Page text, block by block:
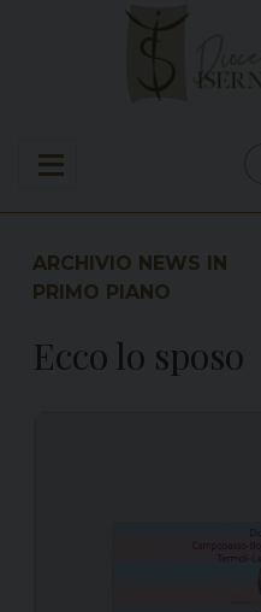
ARCHIVIO NEWS IN
PRIMO PIANO
Ecco lo sposo